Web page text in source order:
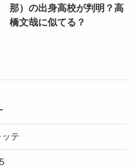
那）の出身高校が判明？高
橋文哉に似てる？
テ